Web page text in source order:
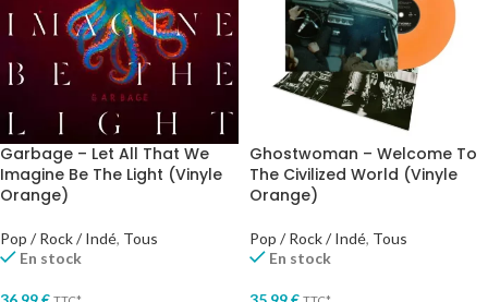
Garbage – Let All That We
Imagine Be The Light (Vinyle
Orange)
Pop / Rock / Indé, Tous
En stock
Ghostwoman – Welcome To
The Civilized World (Vinyle
Orange)
Pop / Rock / Indé, Tous
En stock